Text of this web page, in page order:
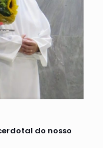
do nosso